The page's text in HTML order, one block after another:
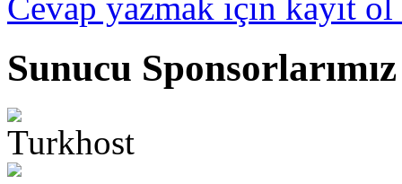
Cevap yazmak için kayıt
Sunucu Sponsorlarımız